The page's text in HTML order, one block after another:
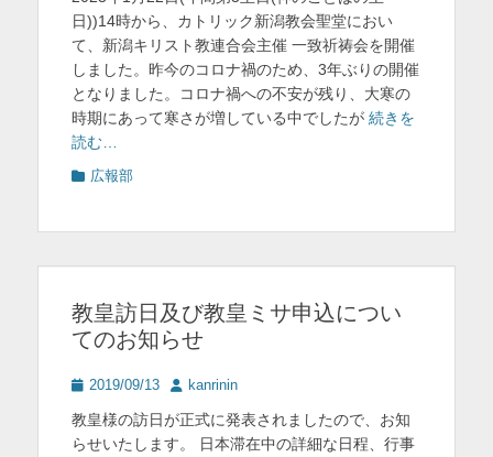
日
者
日))14時から、カトリック新潟教会聖堂におい
て、新潟キリスト教連合会主催 一致祈祷会を開催
しました。昨今のコロナ禍のため、3年ぶりの開催
となりました。コロナ禍への不安が残り、大寒の
時期にあって寒さが増している中でしたが 続きを
読む…
カ 広報部
教皇訪日及び教皇ミサ申込につい
てのお知らせ
投
日
2019/09/13
投
者
kanrinin
教皇様の訪日が正式に発表されましたので、お知
らせいたします。 日本滞在中の詳細な日程、行事